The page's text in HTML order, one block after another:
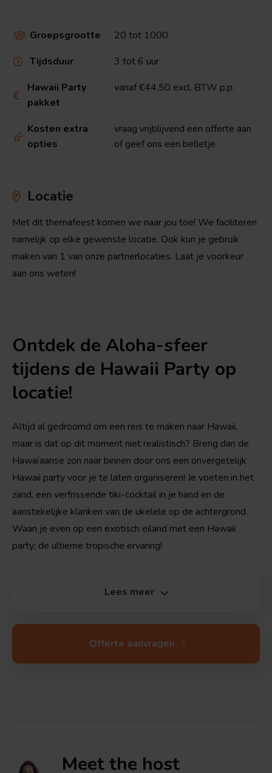
 Groepsgrootte 20 tot 1000
 Tijdsduur 3 tot 6 uur

Hawaii Party
pakket
vanaf €44,50 excl. BTW p.p.

Kosten extra
opties
vraag vrijblijvend een offerte aan
of geef ons een belletje
Locatie
Met dit themafeest komen we naar jou toe! We faciliteren
namelijk op elke gewenste locatie. Ook kun je gebruik
maken van 1 van onze partnerlocaties. Laat je voorkeur
aan ons weten!
Ontdek de Aloha-sfeer
tijdens de Hawaii Party op
locatie!
Altijd al gedroomd om een reis te maken naar Hawaii,
maar is dat op dit moment niet realistisch? Breng dan de
Hawaïaanse zon naar binnen door ons een onvergetelijk
Hawaii party voor je te laten organiseren! Je voeten in het
zand, een verfrissende tiki-cocktail in je hand en de
aanstekelijke klanken van de ukelele op de achtergrond.
Waan je even op een exotisch eiland met een Hawaii
party; de ultieme tropische ervaring!
Lees meer
Offerte aanvragen
Meet the host